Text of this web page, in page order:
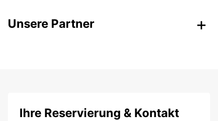
Unsere Partner
Ihre Reservierung & Kontakt